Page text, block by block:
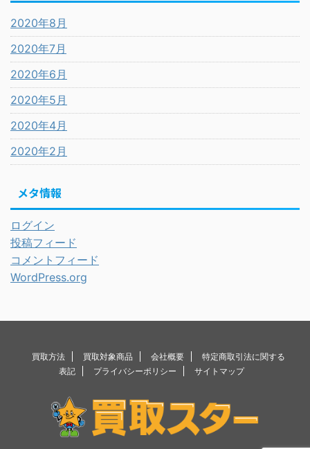
2020年8月
2020年7月
2020年6月
2020年5月
2020年4月
2020年2月
メタ情報
ログイン
投稿フィード
コメントフィード
WordPress.org
買取方法 買取対象商品 会社概要
特定商取引法に関する
表記
プライバシーポリシー サイトマップ